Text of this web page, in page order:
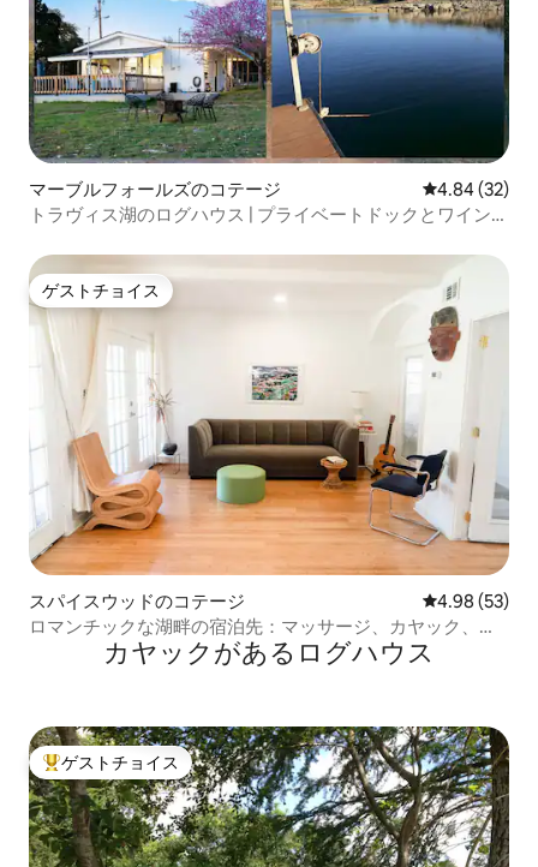
マーブルフォールズのコテージ レビュー32
4.84 (32)
トラヴィス湖のログハウス | プライベートドックとワイント
ゲストチョイス
ゲストチョイス
スパイスウッドのコテージ レビュー53
4.98 (53)
ロマンチックな湖畔の宿泊先：マッサージ、カヤック、ヨ
カヤックがあるログハウス
大好評のゲストチョイスです。
ゲストチョイス